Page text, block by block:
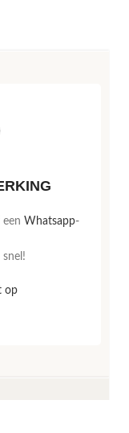
een Whatsapp-
snel!
op